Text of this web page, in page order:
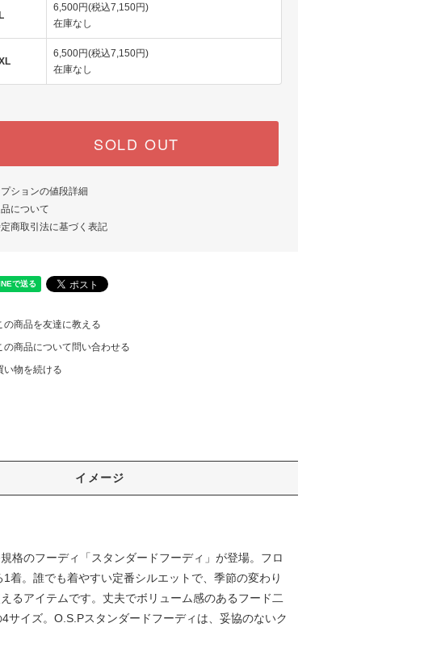
6,500円(税込7,150円)
在庫なし
6,500円(税込7,150円)
在庫なし
SOLD OUT
ションの値段詳細
について
商取引法に基づく表記
の商品を友達に教える
の商品について問い合わせる
い物を続ける
イメージ
格のフーディ「スタンダードフーディ」が登場。フロ
着。誰でも着やすい定番シルエットで、季節の変わり
るアイテムです。丈夫でボリューム感のあるフード二
イズ。O.S.Pスタンダードフーディは、妥協のないク